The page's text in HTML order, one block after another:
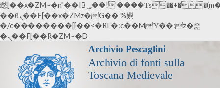
矁[��x�ZM~�n"��IB؃��!'����Тѕ��+��(m��IK�ʭ�/|
��ϐܢ��F[��x�ZMz�G�� %嬩
�/c��������[[��<�RI:�:c��MΎ��:z�졾
�ܢ��F[��R�ZM~�D
Archivio Pescaglini
Archivio di fonti sulla
Toscana Medievale